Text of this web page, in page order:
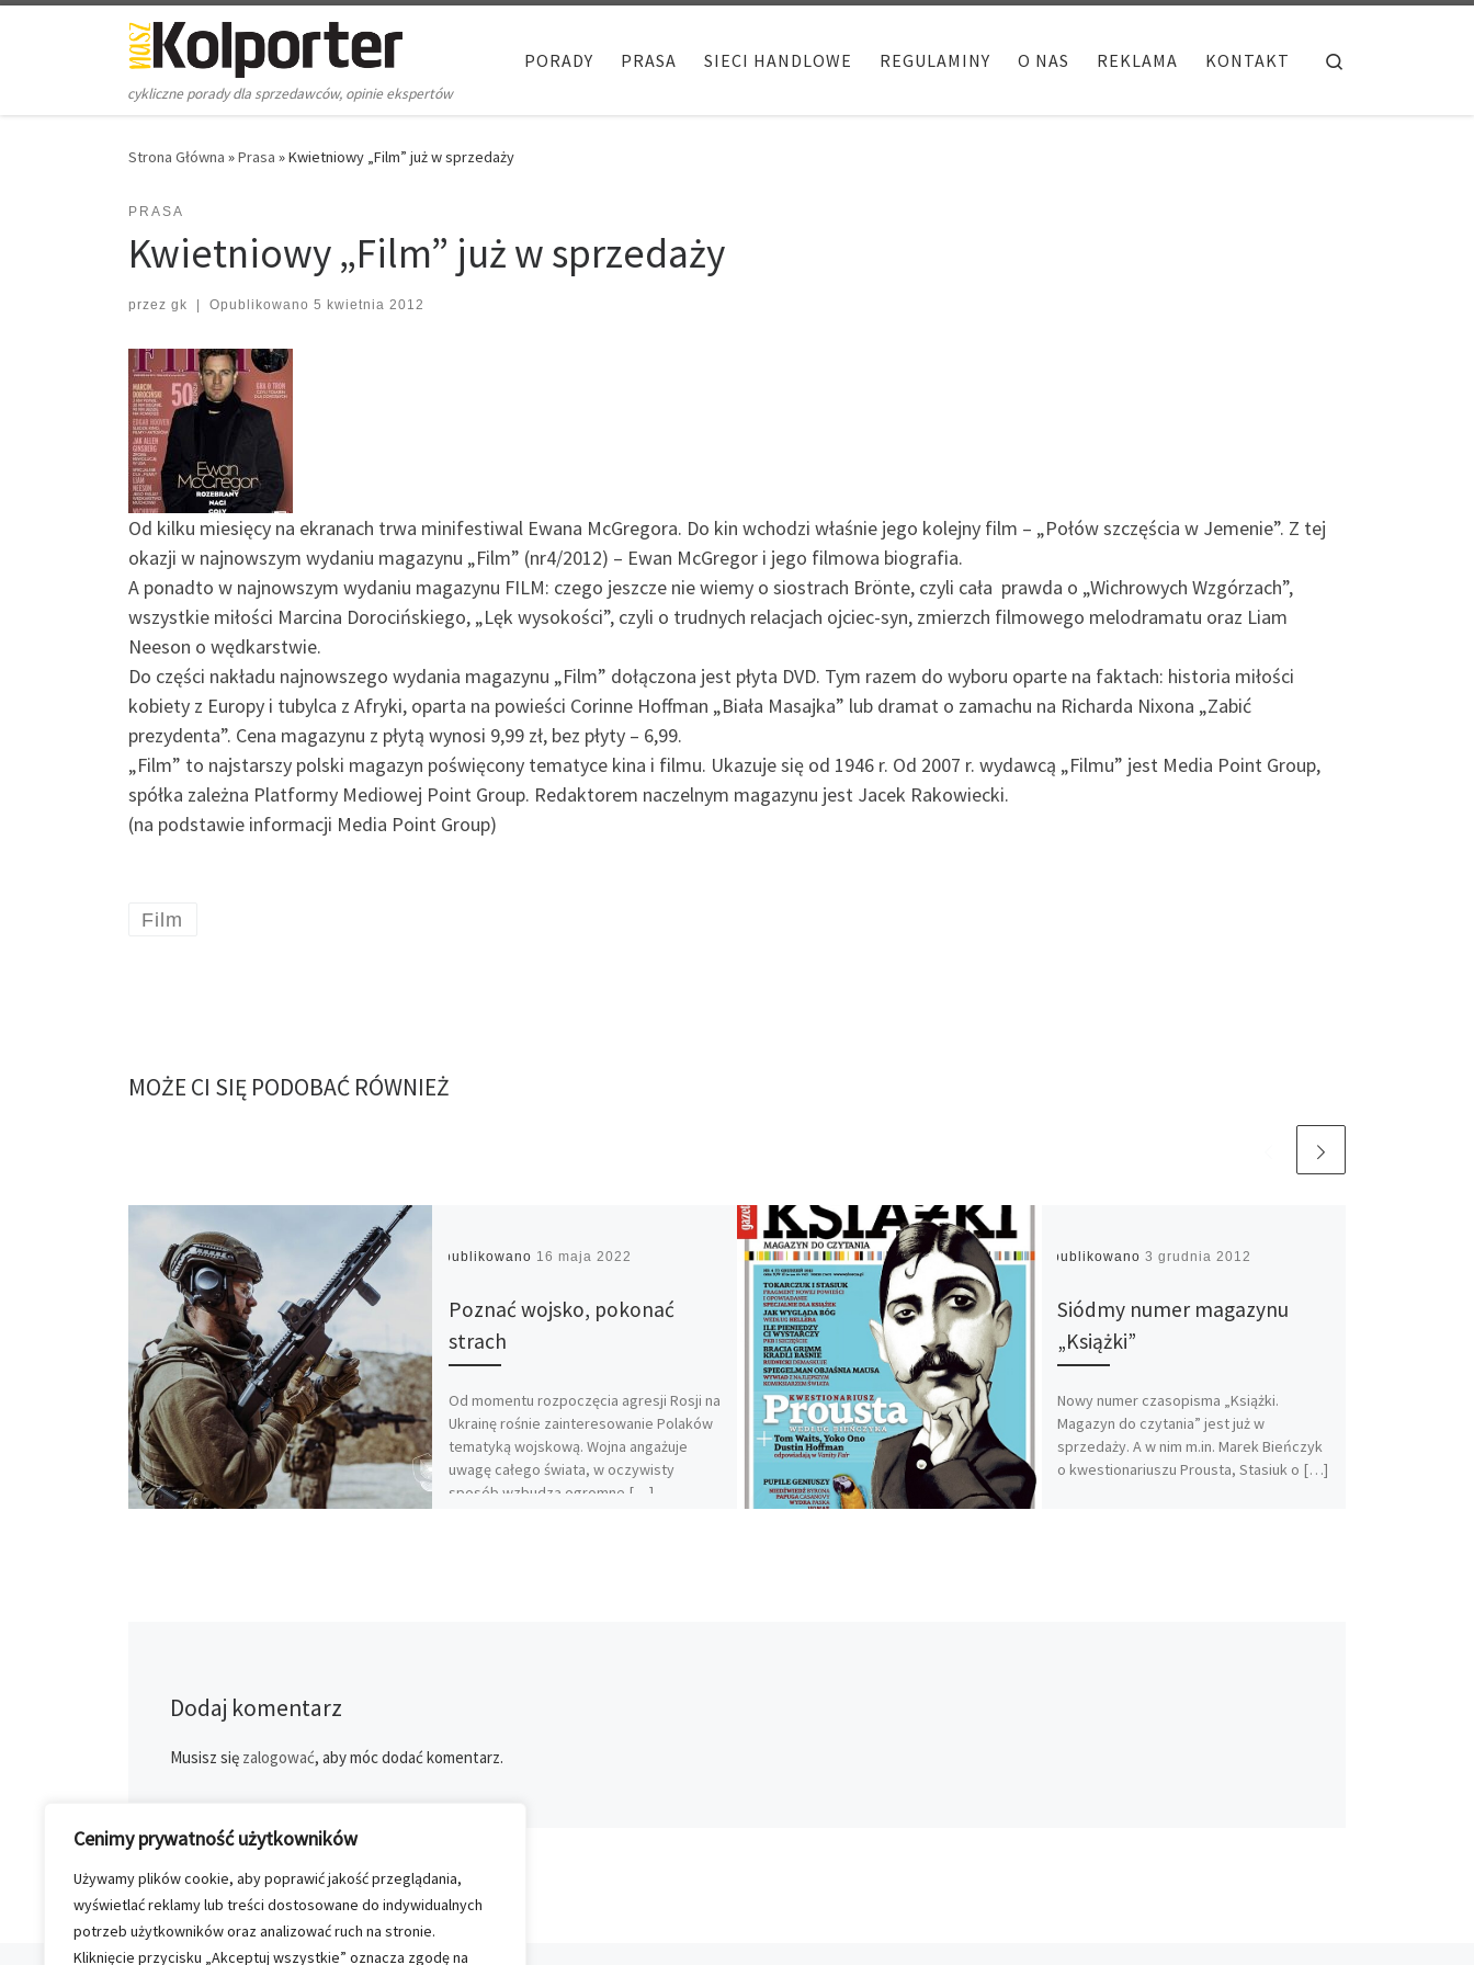
Cenimy prywatność użytkowników
Używamy plików cookie, aby poprawić jakość przeglądania,
wyświetlać reklamy lub treści dostosowane do indywidualnych
potrzeb użytkowników oraz analizować ruch na stronie.
Kliknięcie przycisku „Akceptuj wszystkie” oznacza zgodę na
Skip to content
cykliczne porady dla sprzedawców, opinie ekspertów
PORADY PRASA SIECI HANDLOWE REGULAMINY O NAS REKLAMA KONTAKT
Strona Główna »Prasa »Kwietniowy „Film” już w sprzedaży
PRASA
Kwietniowy „Film” już w sprzedaży
przez gk Opublikowano 5 kwietnia 2012
Od kilku miesięcy na ekranach trwa minifestiwal Ewana McGregora. Do kin wchodzi właśnie jego kolejny film – „Połów szczęścia w Jemenie”. Z tej
okazji w najnowszym wydaniu magazynu „Film” (nr4/2012) – Ewan McGregor i jego filmowa biografia.
A ponadto w najnowszym wydaniu magazynu FILM: czego jeszcze nie wiemy o siostrach Brönte, czyli cała prawda o „Wichrowych Wzgórzach”,
wszystkie miłości Marcina Dorocińskiego, „Lęk wysokości”, czyli o trudnych relacjach ojciec-syn, zmierzch filmowego melodramatu oraz Liam
Neeson o wędkarstwie.
Do części nakładu najnowszego wydania magazynu „Film” dołączona jest płyta DVD. Tym razem do wyboru oparte na faktach: historia miłości
kobiety z Europy i tubylca z Afryki, oparta na powieści Corinne Hoffman „Biała Masajka” lub dramat o zamachu na Richarda Nixona „Zabić
prezydenta”. Cena magazynu z płytą wynosi 9,99 zł, bez płyty – 6,99.
„Film” to najstarszy polski magazyn poświęcony tematyce kina i filmu. Ukazuje się od 1946 r. Od 2007 r. wydawcą „Filmu” jest Media Point Group,
spółka zależna Platformy Mediowej Point Group. Redaktorem naczelnym magazynu jest Jacek Rakowiecki.
(na podstawie informacji Media Point Group)
Film
MOŻE CI SIĘ PODOBAĆ RÓWNIEŻ
Opublikowano 16 maja 2022
Poznać wojsko, pokonać
strach
Od momentu rozpoczęcia agresji Rosji na
Ukrainę rośnie zainteresowanie Polaków
tematyką wojskową. Wojna angażuje
uwagę całego świata, w oczywisty
sposób wzbudza ogromne […]
Opublikowano 3 grudnia 2012
Siódmy numer magazynu
„Książki”
Nowy numer czasopisma „Książki.
Magazyn do czytania” jest już w
sprzedaży. A w nim m.in. Marek Bieńczyk
o kwestionariuszu Prousta, Stasiuk o […]
Dodaj komentarz
Musisz się zalogować, aby móc dodać komentarz.